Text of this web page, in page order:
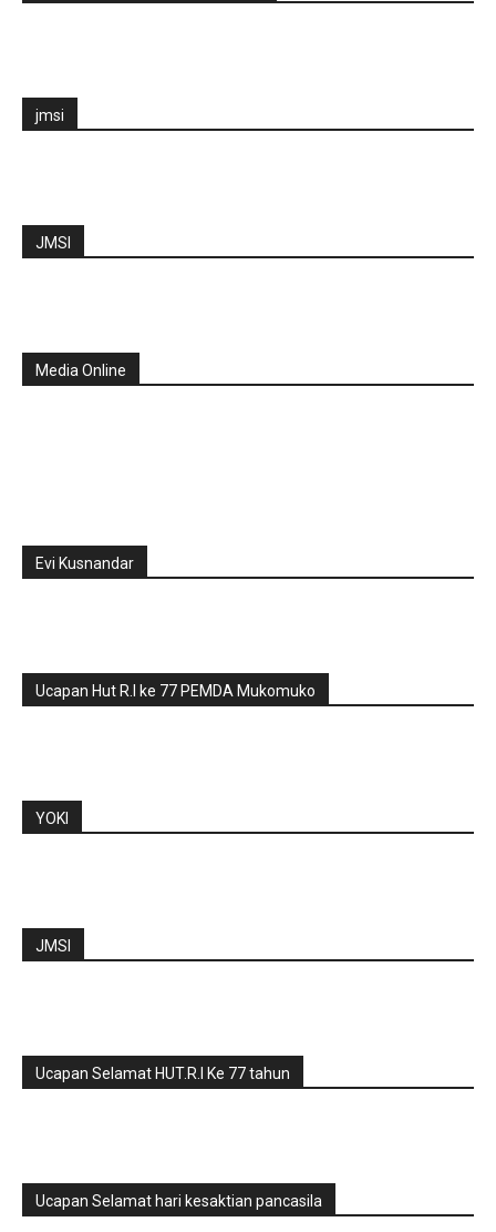
jmsi
JMSI
Media Online
Evi Kusnandar
Ucapan Hut R.I ke 77 PEMDA Mukomuko
YOKI
JMSI
Ucapan Selamat HUT.R.I Ke 77 tahun
Ucapan Selamat hari kesaktian pancasila